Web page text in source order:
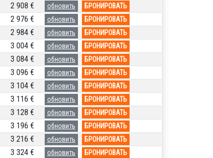
2 908 € обновить БРОНИРОВАТЬ
2 976 € обновить БРОНИРОВАТЬ
2 984 € обновить БРОНИРОВАТЬ
3 004 € обновить БРОНИРОВАТЬ
3 084 € обновить БРОНИРОВАТЬ
3 096 € обновить БРОНИРОВАТЬ
3 104 € обновить БРОНИРОВАТЬ
3 116 € обновить БРОНИРОВАТЬ
3 128 € обновить БРОНИРОВАТЬ
3 196 € обновить БРОНИРОВАТЬ
3 216 € обновить БРОНИРОВАТЬ
3 324 € обновить БРОНИРОВАТЬ